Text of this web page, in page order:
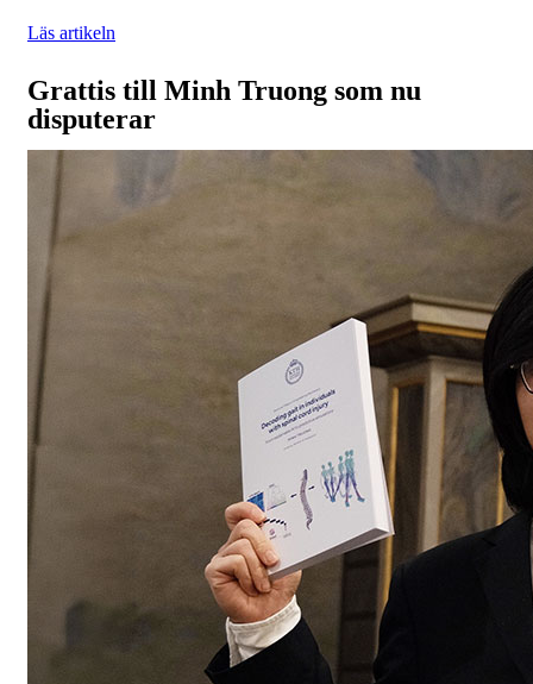
Läs artikeln
Grattis till Minh Truong som nu
disputerar